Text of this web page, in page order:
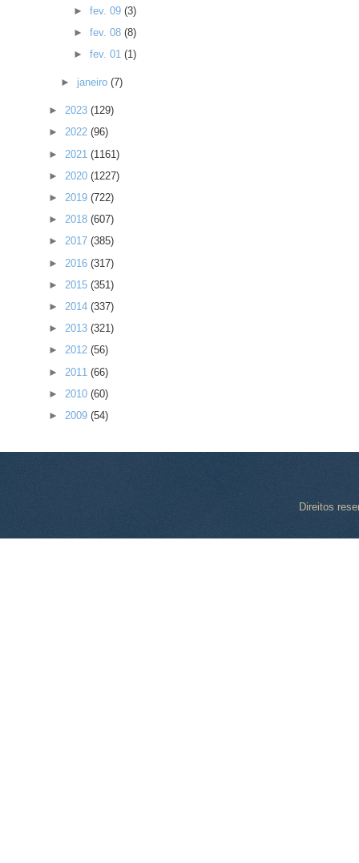
► fev. 09 (3)
► fev. 08 (8)
► fev. 01 (1)
► janeiro(7)
► 2023 (129)
► 2022 (96)
► 2021 (1161)
► 2020 (1227)
► 2019 (722)
► 2018 (607)
► 2017 (385)
► 2016 (317)
► 2015 (351)
► 2014 (337)
► 2013 (321)
► 2012 (56)
► 2011 (66)
► 2010 (60)
► 2009 (54)
Direitos